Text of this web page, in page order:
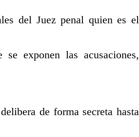
del Juez penal quien es el
exponen las acusaciones,
de forma secreta hasta